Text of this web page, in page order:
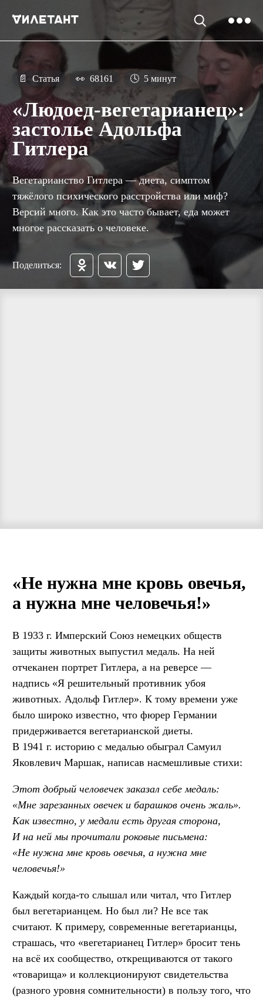
📄 Статья 👀 68161 🕓 5 минут
«Людоед-вегетарианец»:
застолье Адольфа
Гитлера
Вегетарианство Гитлера — диета, симптом
тяжёлого психического расстройства или миф?
Версий много. Как это часто бывает, еда может
многое рассказать о человеке.
Поделиться:
«Не нужна мне кровь овечья,
а нужна мне человечья!»
В 1933 г. Имперский Союз немецких обществ
защиты животных выпустил медаль. На ней
отчеканен портрет Гитлера, а на реверсе —
надпись «Я решительный противник убоя
животных. Адольф Гитлер». К тому времени уже
было широко известно, что фюрер Германии
придерживается вегетарианской диеты.
В 1941 г. историю с медалью обыграл Самуил
Яковлевич Маршак, написав насмешливые стихи:
Этот добрый человечек заказал себе медаль:
«Мне зарезанных овечек и барашков очень жаль».
Как известно, у медали есть другая сторона,
И на ней мы прочитали роковые письмена:
«Не нужна мне кровь овечья, а нужна мне
человечья!»
Каждый когда-то слышал или читал, что Гитлер
был вегетарианцем. Но был ли? Не все так
считают. К примеру, современные вегетарианцы,
страшась, что «вегетарианец Гитлер» бросит тень
на всё их сообщество, открещиваются от такого
«товарища» и коллекционируют свидетельства
(разного уровня сомнительности) в пользу того, что